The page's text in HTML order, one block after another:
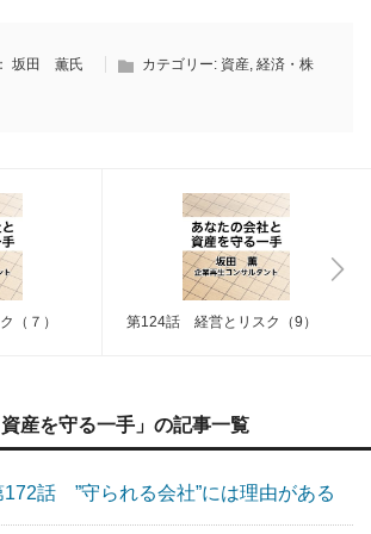
坂田 薫氏 カテゴリー: 資産, 経済・株
（７） 第124話 経営とリスク（9）
資産を守る一手」の記事一覧
172話 ”守られる会社”には理由がある